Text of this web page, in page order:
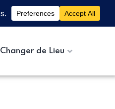
Changer de Lieu